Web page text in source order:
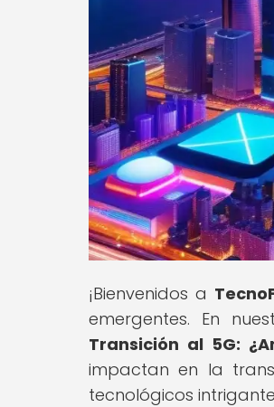
¡Bienvenidos a
emergentes. En
Transición al 5G:
impactan en la
tecnológicos